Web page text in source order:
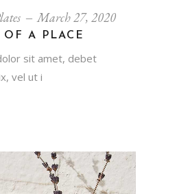
March 27, 2020
A PLACE
sit amet, debet
vel ut i